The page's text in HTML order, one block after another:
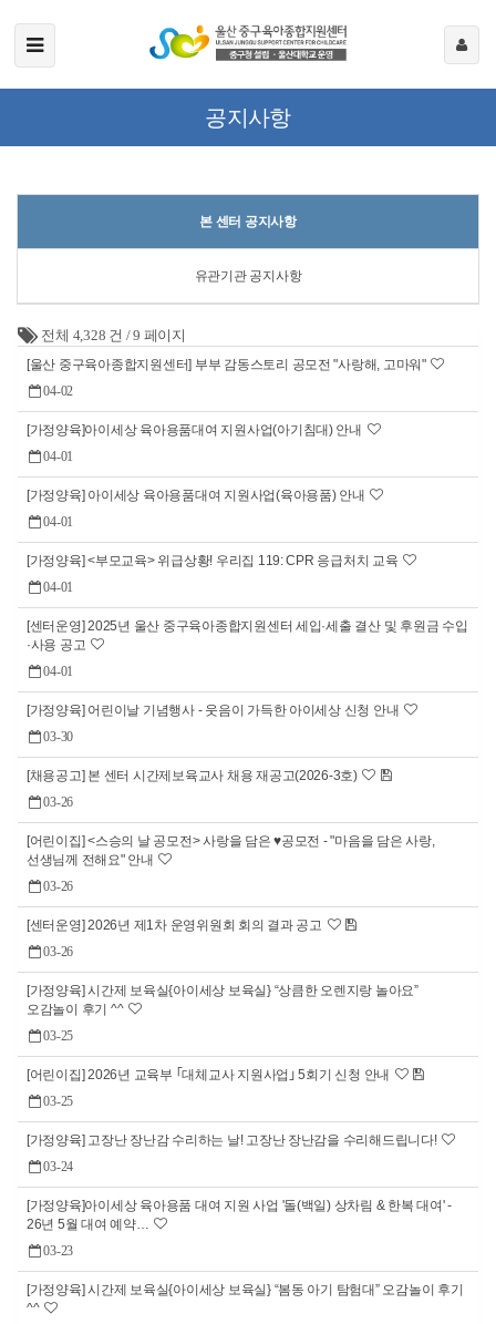
공지사항
본 센터 공지사항
유관기관 공지사항
전체 4,328 건 /9 페이지
[울산 중구육아종합지원센터] 부부 감동스토리 공모전 "사랑해, 고마워"
04-02
[가정양육]아이세상 육아용품대여 지원사업(아기침대) 안내
04-01
[가정양육] 아이세상 육아용품대여 지원사업(육아용품) 안내
04-01
[가정양육] <부모교육> 위급상황! 우리집 119: CPR 응급처치 교육
04-01
[센터운영] 2025년 울산 중구육아종합지원센터 세입·세출 결산 및 후원금 수입
·사용 공고
04-01
[가정양육] 어린이날 기념행사 - 웃음이 가득한 아이세상 신청 안내
03-30
[채용공고] 본 센터 시간제보육교사 채용 재공고(2026-3호)
03-26
[어린이집] <스승의 날 공모전> 사랑을 담은 ♥공모전 - "마음을 담은 사랑,
선생님께 전해요" 안내
03-26
[센터운영] 2026년 제1차 운영위원회 회의 결과 공고
03-26
[가정양육] 시간제 보육실{아이세상 보육실} “상큼한 오렌지랑 놀아요”
오감놀이 후기 ^^
03-25
[어린이집] 2026년 교육부 ｢대체교사 지원사업｣ 5회기 신청 안내
03-25
[가정양육] 고장난 장난감 수리하는 날! 고장난 장난감을 수리해드립니다!
03-24
[가정양육]아이세상 육아용품 대여 지원 사업 '돌(백일) 상차림 & 한복 대여' -
26년 5월 대여 예약…
03-23
[가정양육] 시간제 보육실{아이세상 보육실} “봄동 아기 탐험대” 오감놀이 후기
^^